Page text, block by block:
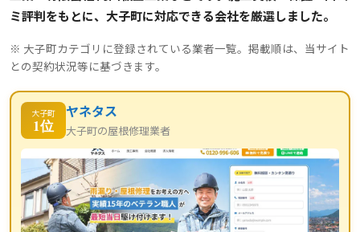
ミ評判をもとに、大子町に対応できる会社を厳選しました。
※ 大子町カテゴリに登録されている業者一覧。掲載順は、当サイト
との契約状況等に基づきます。
大子町
1位
ヤネタス
大子町の屋根修理業者